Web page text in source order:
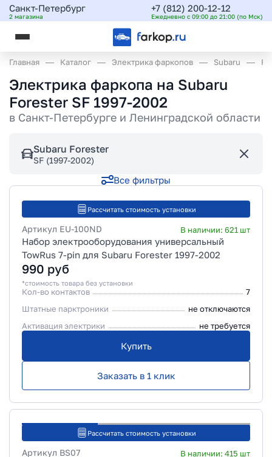
Санкт-Петербург
2 магазина
+7 (812) 200-12-12
Ежедневно с 09:00 до 21:00 (по Мск)
Главная Каталог Электрика фаркопов Subaru
Электрика фаркопа на Subaru
Forester SF 1997-2002
в Санкт-Петербурге и Ленинградской области
Subaru Forester
SF (1997-2002)
Все фильтры
Рассчитать стоимость установки
Артикул EU-100ND В наличии: 621 шт
Набор электрооборудования универсальный
TowRus 7-pin для Subaru Forester 1997-2002
990 руб
*стоимость товара без установки
Кол-во контактов
7
Штатные парктроники
не отключаются
Активация электрики
не требуется
Купить
Заказать в 1 клик
Рассчитать стоимость установки
Артикул BS07 В наличии: 415 шт